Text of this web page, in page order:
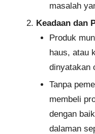
masalah
Keadaan dan
Produk
haus, atau
dinyatakan
Tanpa
membeli
dengan
dalaman